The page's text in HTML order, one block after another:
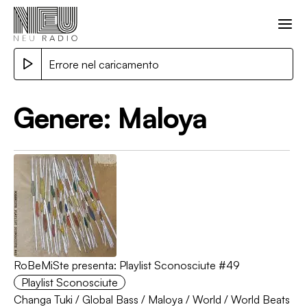
Errore nel caricamento
Genere: Maloya
RoBeMiSte presenta: Playlist Sconosciute #49
Playlist Sconosciute
Changa Tuki / Global Bass / Maloya / World / World Beats